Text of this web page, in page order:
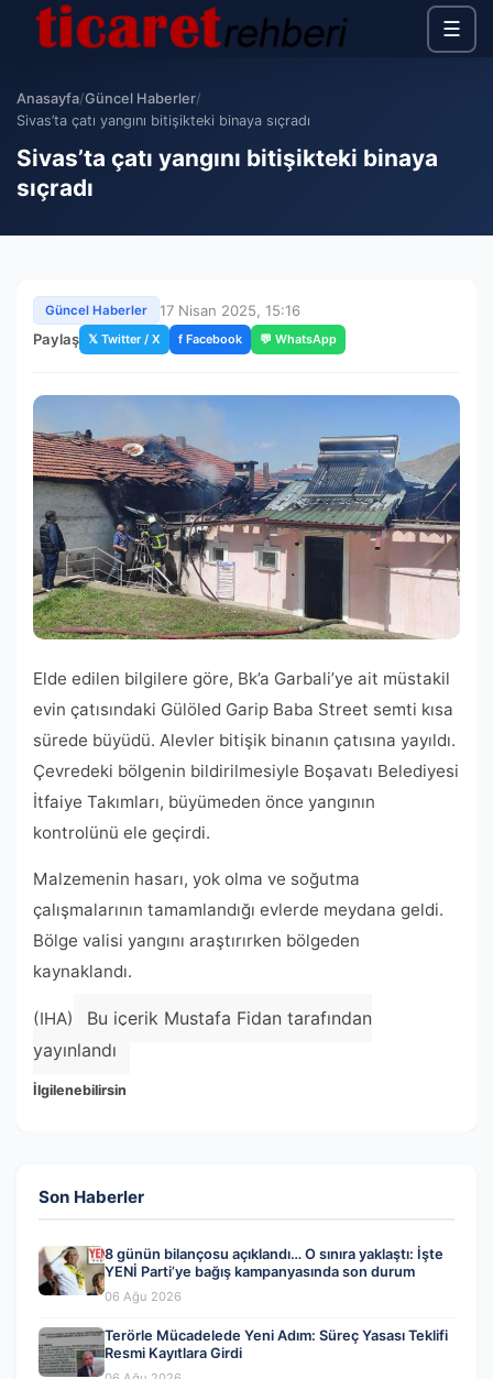
☰
Anasayfa/Güncel Haberler/
Sivas’ta çatı yangını bitişikteki binaya sıçradı
Sivas’ta çatı yangını bitişikteki binaya
sıçradı
Güncel Haberler
17 Nisan 2025, 15:16
Paylaş 𝕏 Twitter / X f Facebook 💬 WhatsApp
Elde edilen bilgilere göre, Bk’a Garbali’ye ait müstakil
evin çatısındaki Gülöled Garip Baba Street semti kısa
sürede büyüdü. Alevler bitişik binanın çatısına yayıldı.
Çevredeki bölgenin bildirilmesiyle Boşavatı Belediyesi
İtfaiye Takımları, büyümeden önce yangının
kontrolünü ele geçirdi.
Malzemenin hasarı, yok olma ve soğutma
çalışmalarının tamamlandığı evlerde meydana geldi.
Bölge valisi yangını araştırırken bölgeden
kaynaklandı.
(IHA)
Bu içerik Mustafa Fidan tarafından
yayınlandı
İlgilenebilirsin
Son Haberler
8 günün bilançosu açıklandı… O sınıra yaklaştı: İşte
YENİ Parti’ye bağış kampanyasında son durum
06 Ağu 2026
Terörle Mücadelede Yeni Adım: Süreç Yasası Teklifi
Resmi Kayıtlara Girdi